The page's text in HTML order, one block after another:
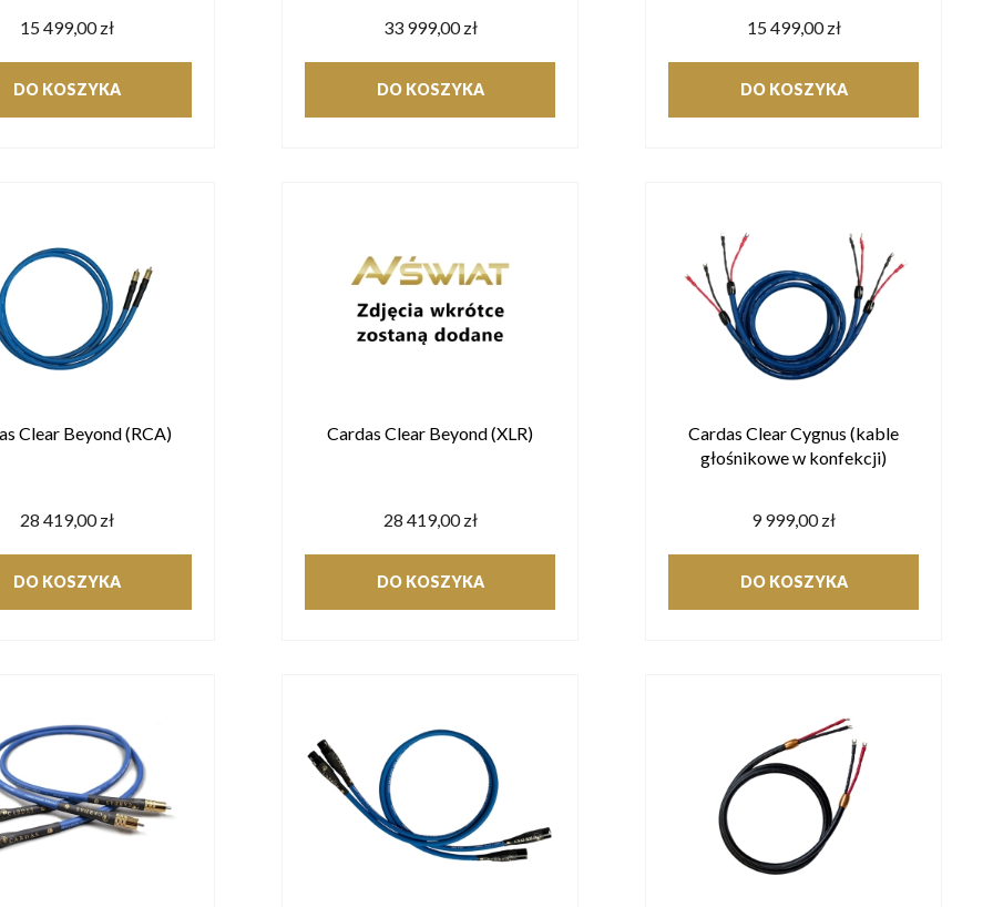
15 499,00 zł
DO KOSZYKA
33 999,00 zł
DO KOSZYKA
15 499,00 zł
DO KOSZYKA
Clear Beyond (RCA)
28 419,00 zł
DO KOSZYKA
Cardas Clear Beyond (XLR)
28 419,00 zł
DO KOSZYKA
Cardas Clear Cygnus (kable
głośnikowe w konfekcji)
9 999,00 zł
DO KOSZYKA